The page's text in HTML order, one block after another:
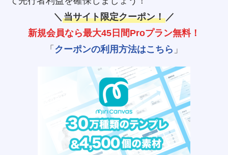
＼ 当サイト限定クーポン！／
新規会員なら最大45日間Proプラン無料！
「 クーポンの利用方法はこちら 」